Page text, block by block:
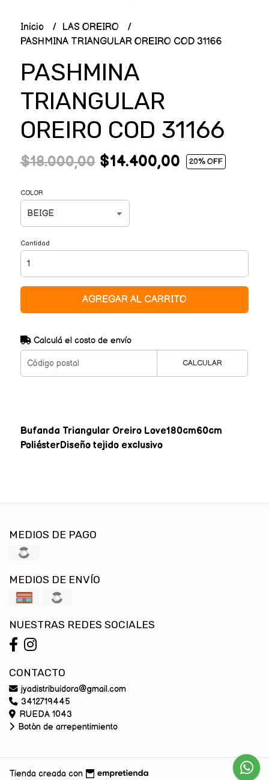
Inicio
LAS OREIRO
PASHMINA TRIANGULAR OREIRO COD 31166
PASHMINA
TRIANGULAR
OREIRO COD 31166
$18.000,00$14.400,00 20% OFF
COLOR
Cantidad
AGREGAR AL CARRITO
Calculá el costo de envío
CALCULAR
Bufanda Triangular Oreiro Love180cm60cm
PoliésterDiseño tejido exclusivo
MEDIOS DE PAGO
MEDIOS DE ENVÍO
NUESTRAS REDES SOCIALES
CONTACTO
jyadistribuidora@gmail.com
3412719445
RUEDA 1043
Botón de arrepentimiento
Tienda creada con